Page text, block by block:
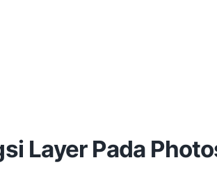
Layer Pada